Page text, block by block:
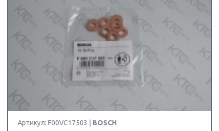
Артикул: F00VC17503 | BOSCH